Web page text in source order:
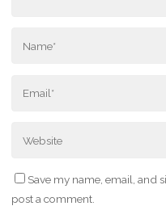
Save my name, email, and
post a comment.